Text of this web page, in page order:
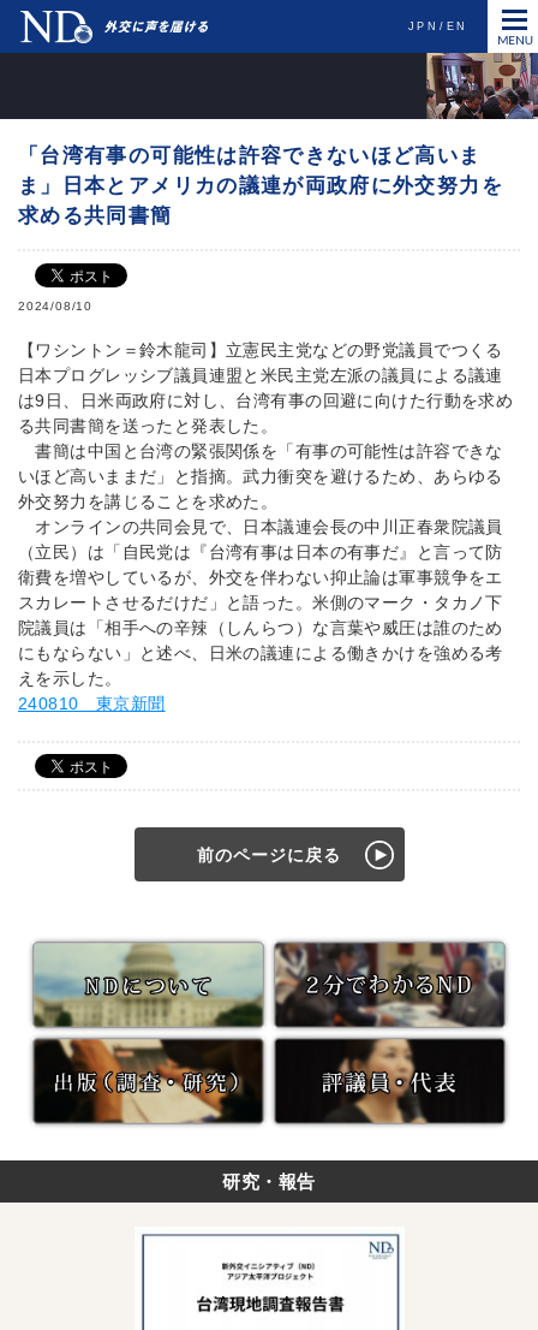
JPN EN
「台湾有事の可能性は許容できないほど高いま
ま」日本とアメリカの議連が両政府に外交努力を
求める共同書簡
2024/08/10
【ワシントン＝鈴木龍司】立憲民主党などの野党議員でつくる
日本プログレッシブ議員連盟と米民主党左派の議員による議連
は9日、日米両政府に対し、台湾有事の回避に向けた行動を求め
る共同書簡を送ったと発表した。
書簡は中国と台湾の緊張関係を「有事の可能性は許容できな
いほど高いままだ」と指摘。武力衝突を避けるため、あらゆる
外交努力を講じることを求めた。
オンラインの共同会見で、日本議連会長の中川正春衆院議員
（立民）は「自民党は『台湾有事は日本の有事だ』と言って防
衛費を増やしているが、外交を伴わない抑止論は軍事競争をエ
スカレートさせるだけだ」と語った。米側のマーク・タカノ下
院議員は「相手への辛辣（しんらつ）な言葉や威圧は誰のため
にもならない」と述べ、日米の議連による働きかけを強める考
えを示した。
240810 東京新聞
前のページに戻る
研究・報告